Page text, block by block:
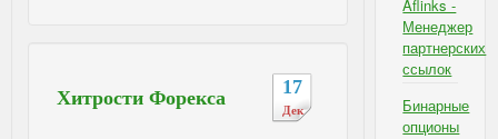
17
Дек
Хитрости Форекса
Aflinks -
Менеджер
партнерских
ссылок
Бинарные
опционы